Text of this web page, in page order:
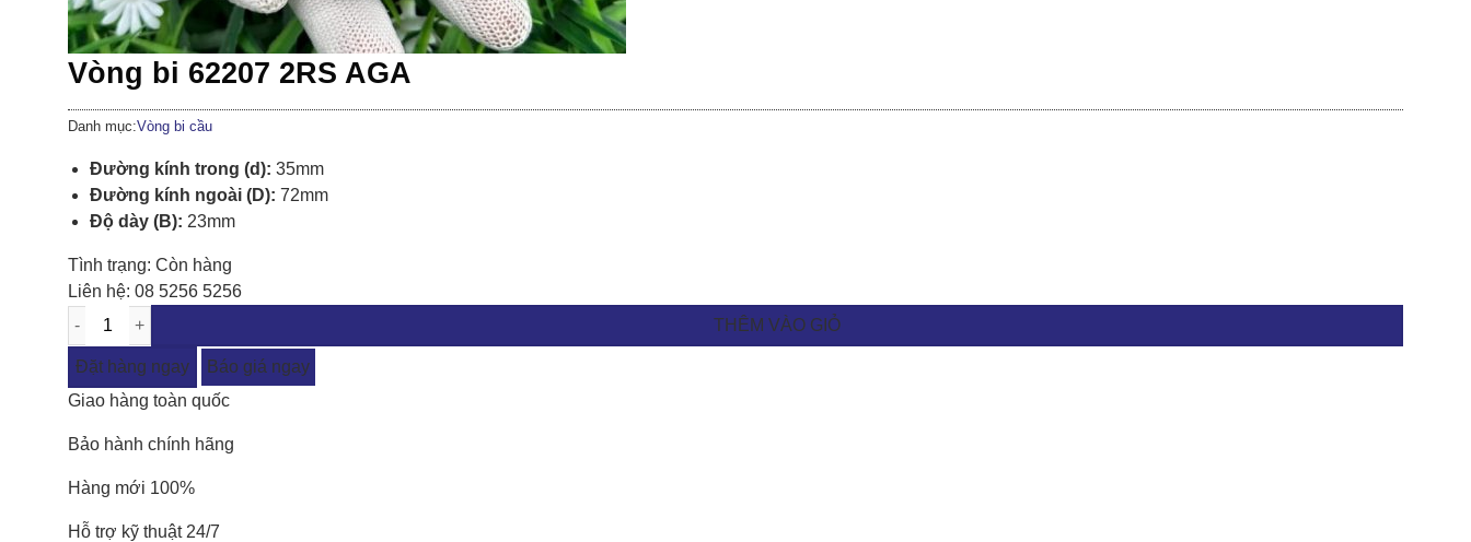
Vòng bi 62207 2RS AGA
Danh mục:Vòng bi cầu
Đường kính trong (d): 35mm
Đường kính ngoài (D): 72mm
Độ dày (B): 23mm
Tình trạng: Còn hàng
Liên hệ: 08 5256 5256
THÊM VÀO GIỎ
Đặt hàng ngay
Báo giá ngay
Giao hàng toàn quốc
Bảo hành chính hãng
Hàng mới 100%
Hỗ trợ kỹ thuật 24/7